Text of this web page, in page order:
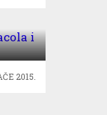
2015.